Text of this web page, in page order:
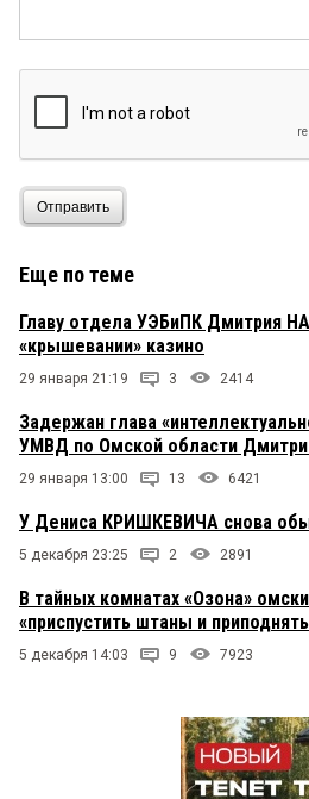
Отправить
Еще по теме
Главу отдела УЭБиПК Дмитрия
«крышевании» казино
29 января 21:19 3 2414
Задержан глава
УМВД по Омской области
29 января 13:00 13 6421
У Дениса КРИШКЕВИЧА снова
5 декабря 23:25 2 2891
В тайных комнатах «Озона»
«приспустить штаны и
5 декабря 14:03 9 7923